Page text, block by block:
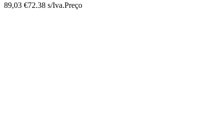
89,03 €72.38 s/Iva.Preço